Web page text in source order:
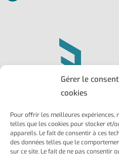
Gérer le
cookies
Pour offrir les meilleures expériences,
telles que les cookies pour stocker et/
appareils. Le fait de consentir à ces
des données telles que le
sur ce site. Le fait de ne pas consentir
Philippe
Larroque
Marseille 13004